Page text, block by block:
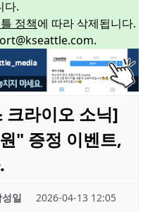
다.
정책에 따라 삭제됩니다.
크라이오 소닉]
" 증정 이벤트,
성일 2026-04-13 12:05